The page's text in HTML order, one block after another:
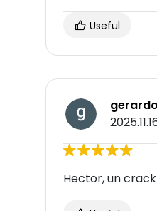
Useful
Hector, un